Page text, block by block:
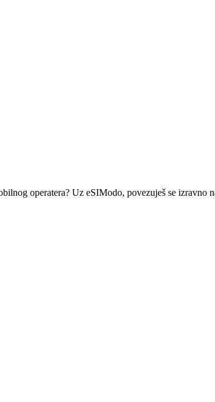
operatera? Uz eSIModo, povezuješ se izravno